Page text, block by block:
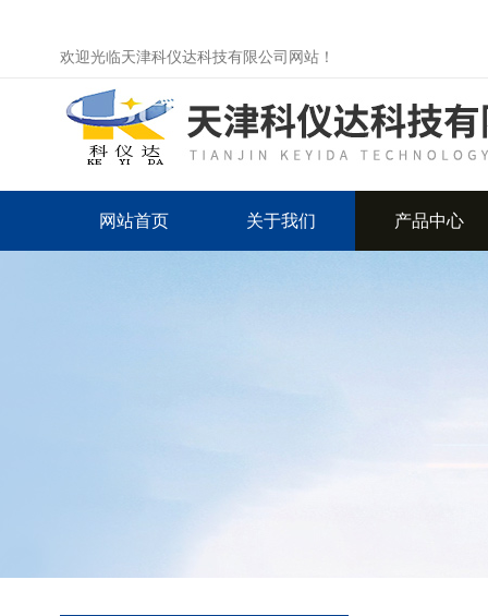
欢迎光临天津科仪达科技有限公司网站！
网站首页 关于我们 产品中心